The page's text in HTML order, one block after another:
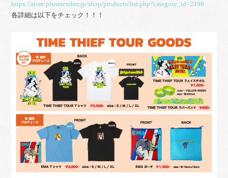
https://store.plusmember.jp/shop/products/list.php?category_id=2196
各詳細は以下をチェック！！！